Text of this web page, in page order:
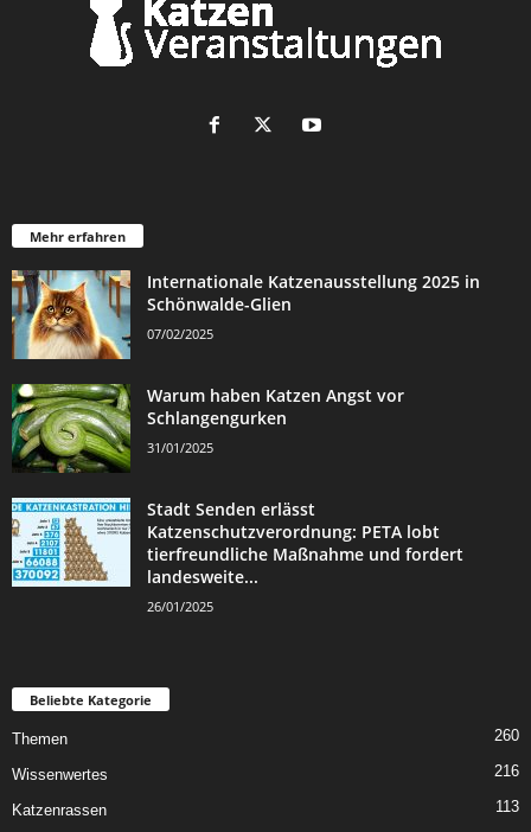
Mehr erfahren
Internationale Katzenausstellung 2025 in
Schönwalde-Glien
07/02/2025
Warum haben Katzen Angst vor
Schlangengurken
31/01/2025
Stadt Senden erlässt
Katzenschutzverordnung: PETA lobt
tierfreundliche Maßnahme und fordert
landesweite...
26/01/2025
Beliebte Kategorie
Themen 260
Wissenwertes 216
Katzenrassen 113